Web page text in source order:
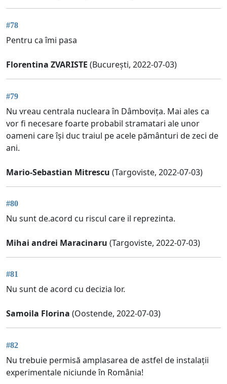
#78
Pentru ca îmi pasa
Florentina ZVARISTE (București, 2022-07-03)
#79
Nu vreau centrala nucleara în Dâmbovița. Mai ales ca
vor fi necesare foarte probabil stramatari ale unor
oameni care își duc traiul pe acele pământuri de zeci de
ani.
Mario-Sebastian Mitrescu (Targoviste, 2022-07-03)
#80
Nu sunt de.acord cu riscul care il reprezinta.
Mihai andrei Maracinaru (Targoviste, 2022-07-03)
#81
Nu sunt de acord cu decizia lor.
Samoila Florina (Oostende, 2022-07-03)
#82
Nu trebuie permisă amplasarea de astfel de instalații
experimentale niciunde în România!